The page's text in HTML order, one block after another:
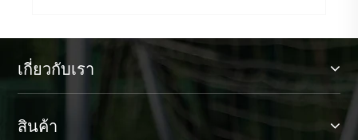
เกี่ยวกับเรา
สินค้า